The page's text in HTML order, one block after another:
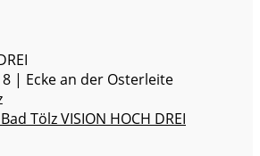
| Ecke an der Osterleite
Tölz VISION HOCH DREI